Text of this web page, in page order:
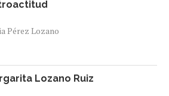
Pérez Lozano
Lozano Ruiz